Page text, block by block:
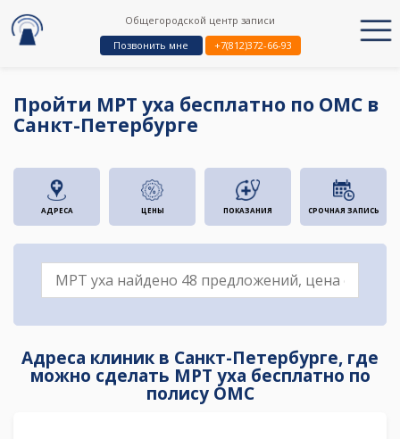
Общегородской центр записи
Позвонить мне
+7(812)372-66-93
Пройти МРТ уха бесплатно по ОМС в
Санкт-Петербурге
АДРЕСА ЦЕНЫ ПОКАЗАНИЯ СРОЧНАЯ ЗАПИСЬ
Адреса клиник в Санкт-Петербурге, где
можно сделать МРТ уха бесплатно по
полису ОМС